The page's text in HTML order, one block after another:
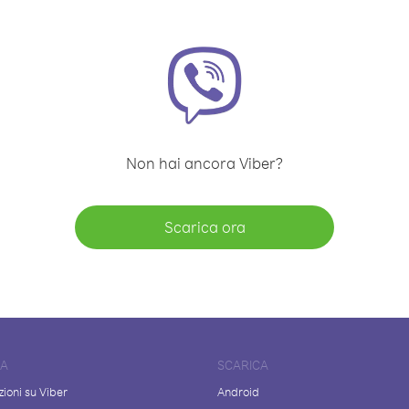
Non hai ancora Viber?
Scarica ora
su Viber
SCARICA
Android